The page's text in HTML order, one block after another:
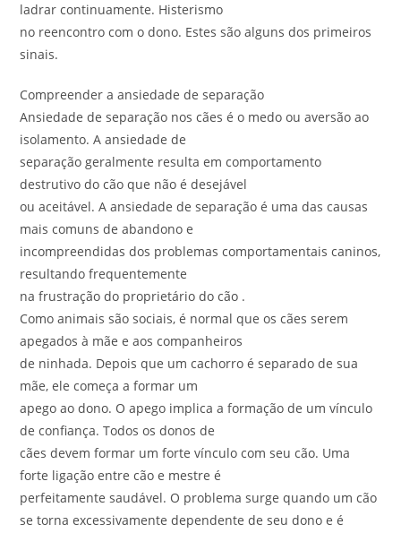
ladrar continuamente. Histerismo
no reencontro com o dono. Estes são alguns dos primeiros
sinais.
Compreender a ansiedade de separação
Ansiedade de separação nos cães é o medo ou aversão ao
isolamento. A ansiedade de
separação geralmente resulta em comportamento
destrutivo do cão que não é desejável
ou aceitável. A ansiedade de separação é uma das causas
mais comuns de abandono e
incompreendidas dos problemas comportamentais caninos,
resultando frequentemente
na frustração do proprietário do cão .
Como animais são sociais, é normal que os cães serem
apegados à mãe e aos companheiros
de ninhada. Depois que um cachorro é separado de sua
mãe, ele começa a formar um
apego ao dono. O apego implica a formação de um vínculo
de confiança. Todos os donos de
cães devem formar um forte vínculo com seu cão. Uma
forte ligação entre cão e mestre é
perfeitamente saudável. O problema surge quando um cão
se torna excessivamente dependente de seu dono e é